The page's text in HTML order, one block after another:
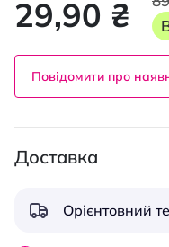
29,90 ₴
Повідомити про
Доставка
Орієнтовний